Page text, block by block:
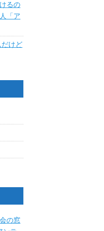
るの
「ア
だけど
の窓